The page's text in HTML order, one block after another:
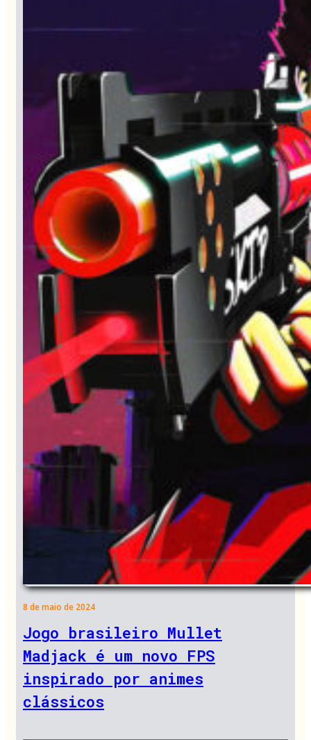
8 de maio de 2024
Jogo brasileiro Mullet
Madjack é um novo FPS
inspirado por animes
clássicos